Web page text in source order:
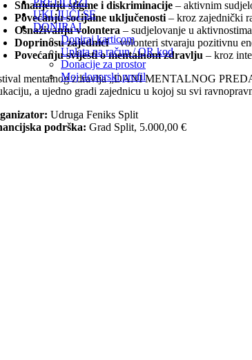
UKLJUČI SE
DONIRAJ
Doniraj karticom
Uplata na račun / QR kod
Donacije za prostor
Moj donorski profil
Smanjenju stigme i diskriminacije – aktivnim
Povećanju socijalne uključenosti – kroz zajednički
Osnaživanju volontera – sudjelovanje u
Doprinosu zajednici– volonteri stvaraju pozitivnu
Povećanju svijesti o mentalnom zdravlju – kroz
mentalnog zdravlja „DANI MENTALNOG
a ujedno gradi zajednicu u kojoj su svi
Udruga Feniks Split
podrška: Grad Split, 5.000,00 €